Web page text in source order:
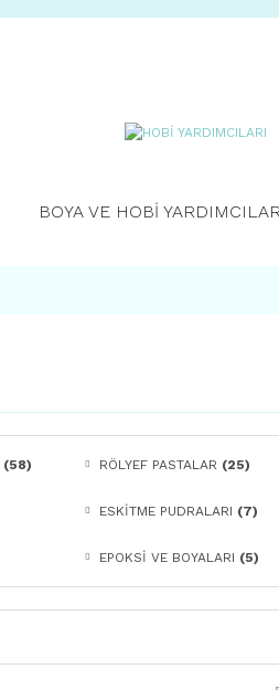
BOYA VE HOBİ
(58) RÖLYEF PASTALAR (25)
ESKİTME PUDRALARI (7)
EPOKSİ VE BOYALARI (5)